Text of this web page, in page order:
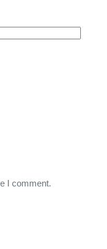
I comment.